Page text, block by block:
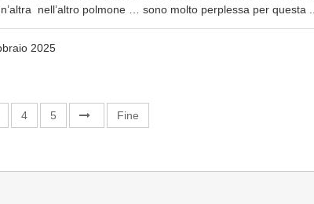
nell’altro polmone … sono molto perplessa per questa ...
2025
4 5 Fine